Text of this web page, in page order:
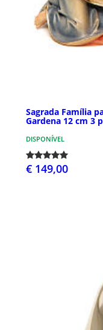
Sagrada Família
Gardena 12 cm 3
DISPONÍVEL
€ 149,00